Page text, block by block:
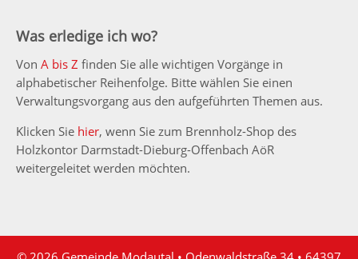
Was erledige ich wo?
Von A bis Z finden Sie alle wichtigen Vorgänge in
alphabetischer Reihenfolge. Bitte wählen Sie einen
Verwaltungsvorgang aus den aufgeführten Themen aus.
Klicken Sie hier, wenn Sie zum Brennholz-Shop des
Holzkontor Darmstadt-Dieburg-Offenbach AöR
weitergeleitet werden möchten.